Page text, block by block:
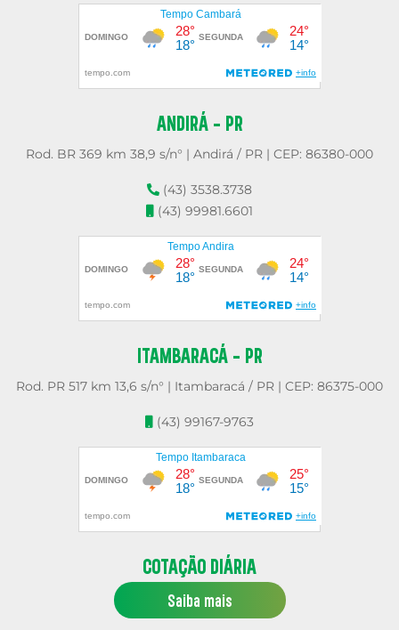
ANDIRÁ - PR
Rod. BR 369 km 38,9 s/n° | Andirá / PR | CEP: 86380-000
(43) 3538.3738
(43) 99981.6601
ITAMBARACÁ - PR
Rod. PR 517 km 13,6 s/n° | Itambaracá / PR | CEP: 86375-000
(43) 99167-9763
COTAÇÃO DIÁRIA
Saiba mais